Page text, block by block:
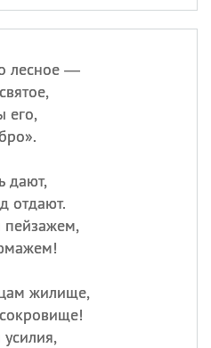
лесное —
его,
дают,
отдают.
пейзажем,
жилище,